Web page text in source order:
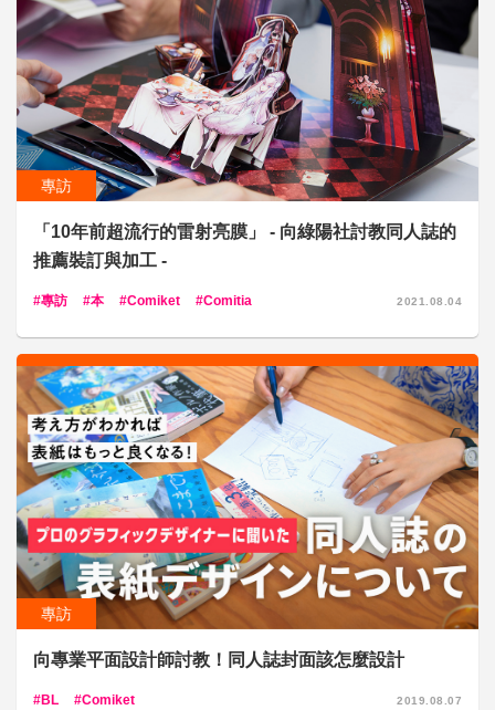
專訪
「10年前超流行的雷射亮膜」 - 向綠陽社討教同人誌的
推薦裝訂與加工 -
專訪 本 Comiket Comitia 2021.08.04
專訪
向專業平面設計師討教！同人誌封面該怎麼設計
BL Comiket 2019.08.07